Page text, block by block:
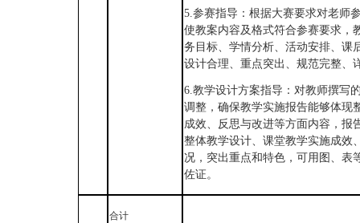
5.参赛指导：根据大赛要求对老师
使教案内容及格式符合参赛要求，
务目标、学情分析、活动安排、课
设计合理、重点突出、规范完整、
6.教学设计方案指导：对教师撰写
调整，确保教学实施报告能够体现
成效、反思与改进等方面内容，报
整体教学设计、课堂教学实施成效
况，突出重点和特色，可用图、表
佐证。
合计